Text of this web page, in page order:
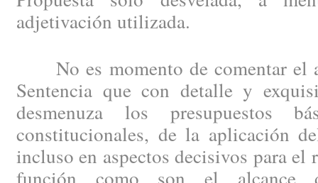
adjetivación utilizada.
No es momento de comentar el
Sentencia que con detalle y
desmenuza los presupuestos
constitucionales, de la aplicación
incluso en aspectos decisivos para el
función como son el